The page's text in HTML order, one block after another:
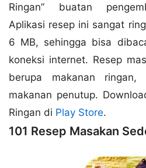
Ringan” buatan
Aplikasi resep ini sangat
6 MB, sehingga bisa
koneksi internet. Resep
berupa makanan
makanan penutup.
Ringan di Play Store.
101 Resep Masakan